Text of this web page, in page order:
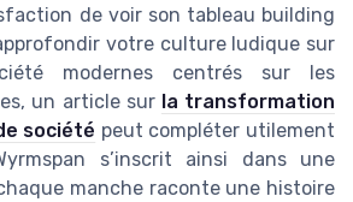
de voir son tableau building
votre culture ludique sur
modernes centrés sur les
un article sur la transformation
société peut compléter utilement
s’inscrit ainsi dans une
manche raconte une histoire